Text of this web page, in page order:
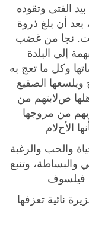
q
u
a
n
t
i
t
y
الفتى وتقوده
بعد أن بلغ ذروة
نجا من غضب
إلى البلدة
وكل ما تعج به
ويلسعها الصقيع
صﻻبتهم من
من مروجها
والحب والرغبة
والبساطة، وتنبع
نائية تعزفها